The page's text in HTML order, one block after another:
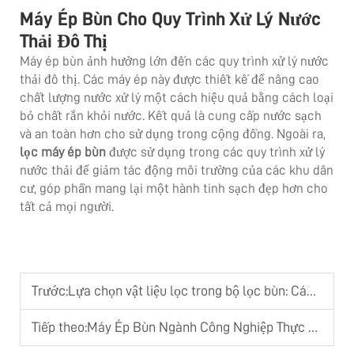
Máy Ép Bùn Cho Quy Trình Xử Lý Nước
Thải Đô Thị
Máy ép bùn ảnh hưởng lớn đến các quy trình xử lý nước
thải đô thị. Các máy ép này được thiết kế để nâng cao
chất lượng nước xử lý một cách hiệu quả bằng cách loại
bỏ chất rắn khỏi nước. Kết quả là cung cấp nước sạch
và an toàn hơn cho sử dụng trong cộng đồng. Ngoài ra,
lọc máy ép bùn được sử dụng trong các quy trình xử lý
nước thải để giảm tác động môi trường của các khu dân
cư, góp phần mang lại một hành tinh sạch đẹp hơn cho
tất cả mọi người.
Trước:Lựa chọn vật liệu lọc trong bộ lọc bùn: Các loại, hiệu suất và tuổi thọ
Tiếp theo:Máy Ép Bùn Ngành Công Nghiệp Thực Phẩm: Vì Sao Loại Trục Vít Là Hiệu Quả Nhất